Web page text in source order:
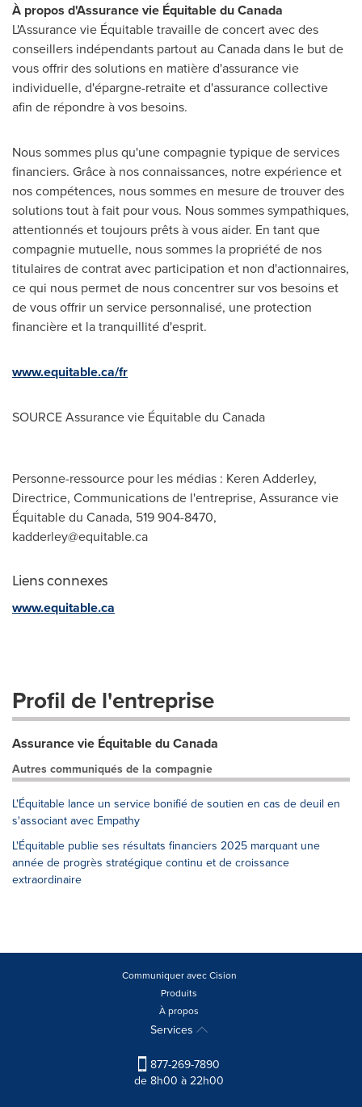
À propos d'Assurance vie Équitable duCanada
L'Assurance vie Équitable travaille de concert avec des
conseillers indépendants partout au Canadadans le but de
vous offrir des solutions en matière d'assurance vie
individuelle, d'épargne-retraite et d'assurance collective
afin de répondre à vos besoins.
Nous sommes plus qu'une compagnie typique de services
financiers. Grâce à nos connaissances, notre expérience et
nos compétences, nous sommes en mesure de trouver des
solutions tout à fait pour vous. Nous sommes sympathiques,
attentionnés et toujours prêts à vous aider. En tant que
compagnie mutuelle, nous sommes la propriété de nos
titulaires de contrat avec participation et non d'actionnaires,
ce qui nous permet de nous concentrer sur vos besoins et
de vous offrir un service personnalisé, une protection
financière et la tranquillité d'esprit.
www.equitable.ca/fr
SOURCE Assurance vie Équitable du Canada
Personne-ressource pour les médias : Keren Adderley,
Directrice, Communications de l'entreprise, Assurance vie
Équitable du Canada, 519 904-8470,
kadderley@equitable.ca
Liens connexes
www.equitable.ca
Profil de l'entreprise
Assurance vie Équitable du Canada
Autres communiqués de la compagnie
L'Équitable lance un service bonifié de soutien en cas de deuil en
s'associant avec Empathy
L'Équitable publie ses résultats financiers 2025 marquant une
année de progrès stratégique continu et de croissance
extraordinaire
Communiquer avec Cision
Produits
À propos
Services
877-269-7890
de 8h00 à 22h00